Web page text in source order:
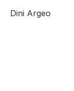
Dini Argeo
Salta la galleria